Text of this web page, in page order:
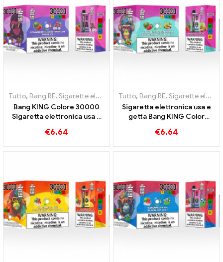
Tutto, Bang RE, Sigarette elettroniche usa e getta Lituania ,
Bang KING Colore 30000
Sigaretta elettronica usa e
dolce anguria alla fragola e il
€6.64
Tutto, Bang RE, Sigarette elettroniche usa e getta Lituania
Sigaretta elettronica usa e
getta Bang KING Color
treno pieno di sapore con
€6.64